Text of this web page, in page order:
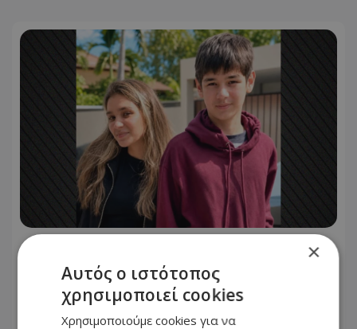
Άγριο διπλό έγκλημα στην Ταϊλάνδη:
Σκότωσαν δύο αδέλφια από τη Ρωσία
για τη μηχανή τους και μια οικογένεια
για το φορτηγάκι της
×
Αυτός ο ιστότοπος
χρησιμοποιεί cookies
Χρησιμοποιούμε cookies για να